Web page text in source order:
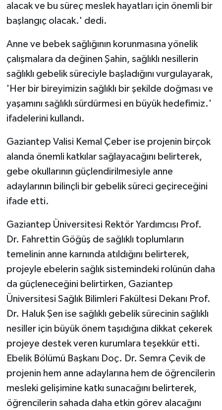
alacak ve bu süreç meslek hayatları için önemli bir
başlangıç olacak.' dedi.
Anne ve bebek sağlığının korunmasına yönelik
çalışmalara da değinen Şahin, sağlıklı nesillerin
sağlıklı gebelik süreciyle başladığını vurgulayarak,
'Her bir bireyimizin sağlıklı bir şekilde doğması ve
yaşamını sağlıklı sürdürmesi en büyük hedefimiz.'
ifadelerini kullandı.
Gaziantep Valisi Kemal Çeber ise projenin birçok
alanda önemli katkılar sağlayacağını belirterek,
gebe okullarının güçlendirilmesiyle anne
adaylarının bilinçli bir gebelik süreci geçireceğini
ifade etti.
Gaziantep Üniversitesi Rektör Yardımcısı Prof.
Dr. Fahrettin Göğüş de sağlıklı toplumların
temelinin anne karnında atıldığını belirterek,
projeyle ebelerin sağlık sistemindeki rolünün daha
da güçleneceğini belirtirken, Gaziantep
Üniversitesi Sağlık Bilimleri Fakültesi Dekanı Prof.
Dr. Haluk Şen ise sağlıklı gebelik sürecinin sağlıklı
nesiller için büyük önem taşıdığına dikkat çekerek
projeye destek veren kurumlara teşekkür etti.
Ebelik Bölümü Başkanı Doç. Dr. Semra Çevik de
projenin hem anne adaylarına hem de öğrencilerin
mesleki gelişimine katkı sunacağını belirterek,
öğrencilerin sahada daha etkin görev alacağını